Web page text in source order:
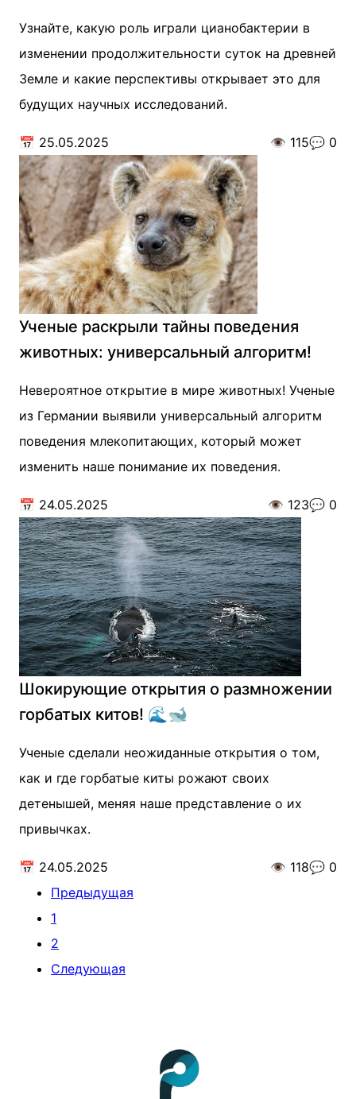
Узнайте, какую роль играли цианобактерии в
изменении продолжительности суток на древней
Земле и какие перспективы открывает это для
будущих научных исследований.
📅 25.05.2025 👁️ 115💬 0
Ученые раскрыли тайны поведения
животных: универсальный алгоритм!
Невероятное открытие в мире животных! Ученые
из Германии выявили универсальный алгоритм
поведения млекопитающих, который может
изменить наше понимание их поведения.
📅 24.05.2025 👁️ 123💬 0
Шокирующие открытия о размножении
горбатых китов! 🌊🐋
Ученые сделали неожиданные открытия о том,
как и где горбатые киты рожают своих
детенышей, меняя наше представление о их
привычках.
📅 24.05.2025 👁️ 118💬 0
Предыдущая
1
2
Следующая